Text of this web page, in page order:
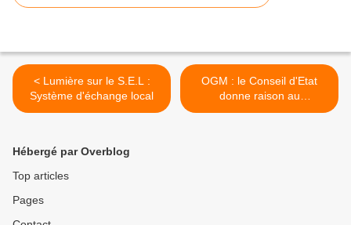
< Lumière sur le S.E.L :
Système d'échange local
OGM : le Conseil d'Etat
donne raison au
Département du Gers >
Hébergé par Overblog
Top articles
Pages